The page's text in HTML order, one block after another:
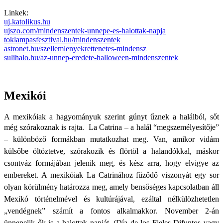
Linkek:
uj.katolikus.hu
ujszo.com/mindenszentek-unnepe-es-halottak-napja‎
toklampasfesztival.hu/mindenszentek
astronet.hu/szellemlenyekrettenetes-mindensz
sulihalo.hu/az-unnep-eredete-halloween-mindenszentek
Mexikói
A mexikóiak a hagyományuk szerint gúnyt űznek a halálból, sőt
még szórakoznak is rajta. La Catrina – a halál “megszemélyesítője”
– különböző formákban mutatkozhat meg. Van, amikor vidám
külsőbe öltöztetve, szórakozik és flörtöl a halandókkal, máskor
csontváz formájában jelenik meg, és kész arra, hogy elvigye az
embereket. A mexikóiak La Catrinához fűződő viszonyát egy sor
olyan körülmény határozza meg, amely bensőséges kapcsolatban áll
Mexikó történelmével és kultúrájával, ezáltal nélkülözhetetlen
„vendégnek” számít a fontos alkalmakkor. November 2-án